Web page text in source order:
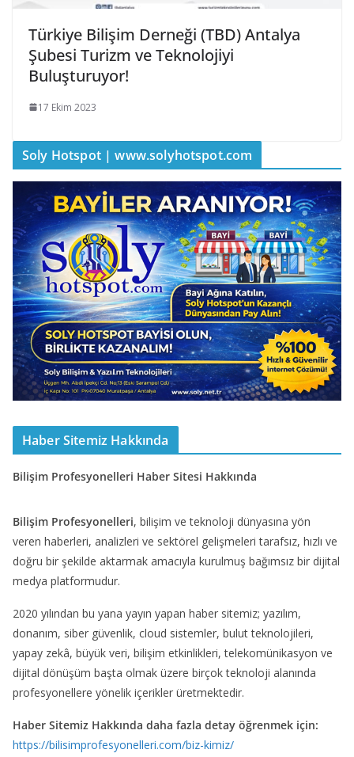
Türkiye Bilişim Derneği (TBD) Antalya
Şubesi Turizm ve Teknolojiyi
Buluşturuyor!
17 Ekim 2023
Soly Hotspot | www.solyhotspot.com
Haber Sitemiz Hakkında
Bilişim Profesyonelleri Haber Sitesi Hakkında
Bilişim Profesyonelleri, bilişim ve teknoloji dünyasına yön
veren haberleri, analizleri ve sektörel gelişmeleri tarafsız, hızlı ve
doğru bir şekilde aktarmak amacıyla kurulmuş bağımsız bir dijital
medya platformudur.
2020 yılından bu yana yayın yapan haber sitemiz; yazılım,
donanım, siber güvenlik, cloud sistemler, bulut teknolojileri,
yapay zekâ, büyük veri, bilişim etkinlikleri, telekomünikasyon ve
dijital dönüşüm başta olmak üzere birçok teknoloji alanında
profesyonellere yönelik içerikler üretmektedir.
Haber Sitemiz Hakkında daha fazla detay öğrenmek için:
https://bilisimprofesyonelleri.com/biz-kimiz/